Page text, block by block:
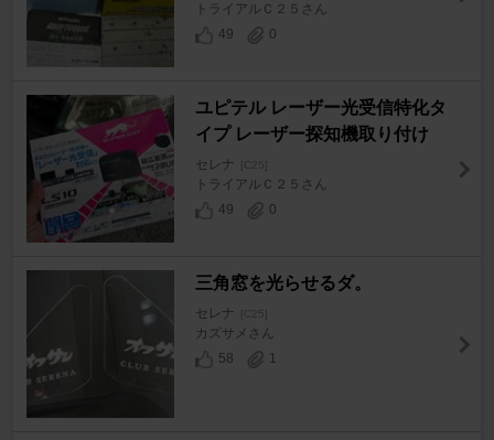
トライアルＣ２５さん
49
0
ユピテル レーザー光受信特化タ
イプ レーザー探知機取り付け
セレナ [C25]
トライアルＣ２５さん
49
0
三角窓を光らせるダ。
セレナ [C25]
カズサメさん
58
1